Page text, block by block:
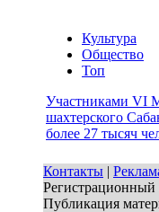
Культура
Общество
Топ
Участниками VI
шахтерского
более 27 тысяч
Контакты |
Публикация